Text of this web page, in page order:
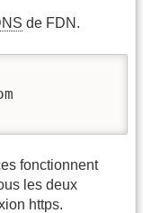
de FDN.
fonctionnent
les deux
https.